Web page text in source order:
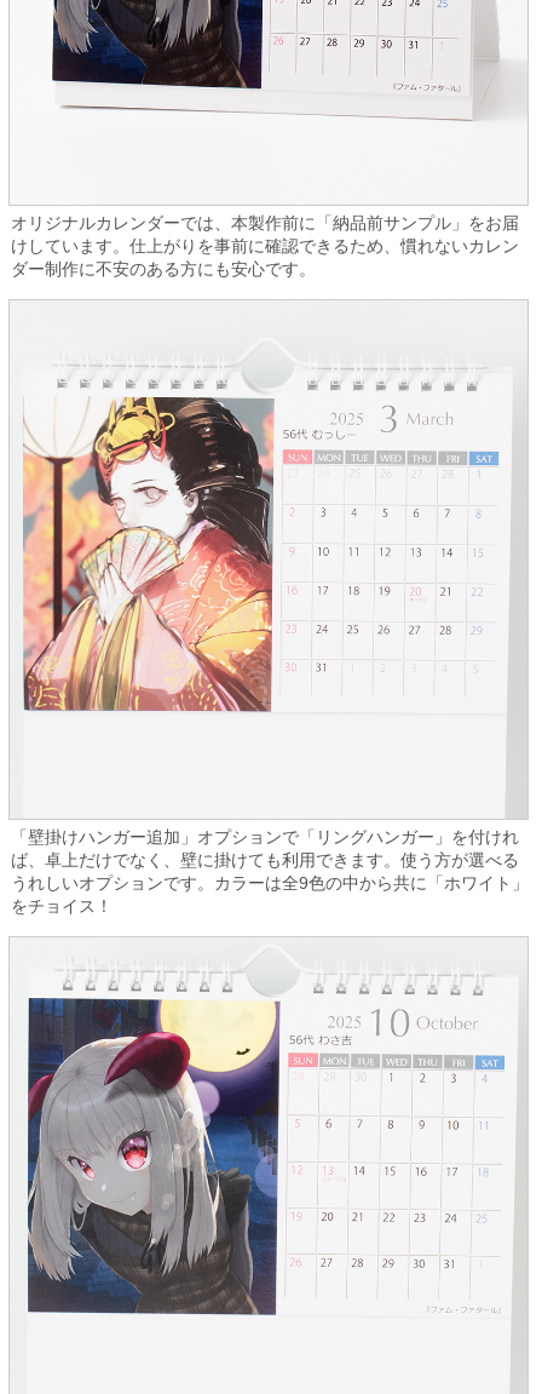
オリジナルカレンダーでは、本製作前に「納品前サンプル」をお届
けしています。仕上がりを事前に確認できるため、慣れないカレン
ダー制作に不安のある方にも安心です。
「壁掛けハンガー追加」オプションで「リングハンガー」を付けれ
ば、卓上だけでなく、壁に掛けても利用できます。使う方が選べる
うれしいオプションです。カラーは全9色の中から共に「ホワイト」
をチョイス！